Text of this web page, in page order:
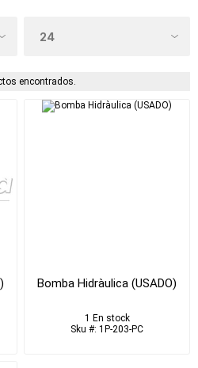
encontrados.
Bomba Hidràulica (USADO)
1 En stock
Sku #: 1P-203-PC